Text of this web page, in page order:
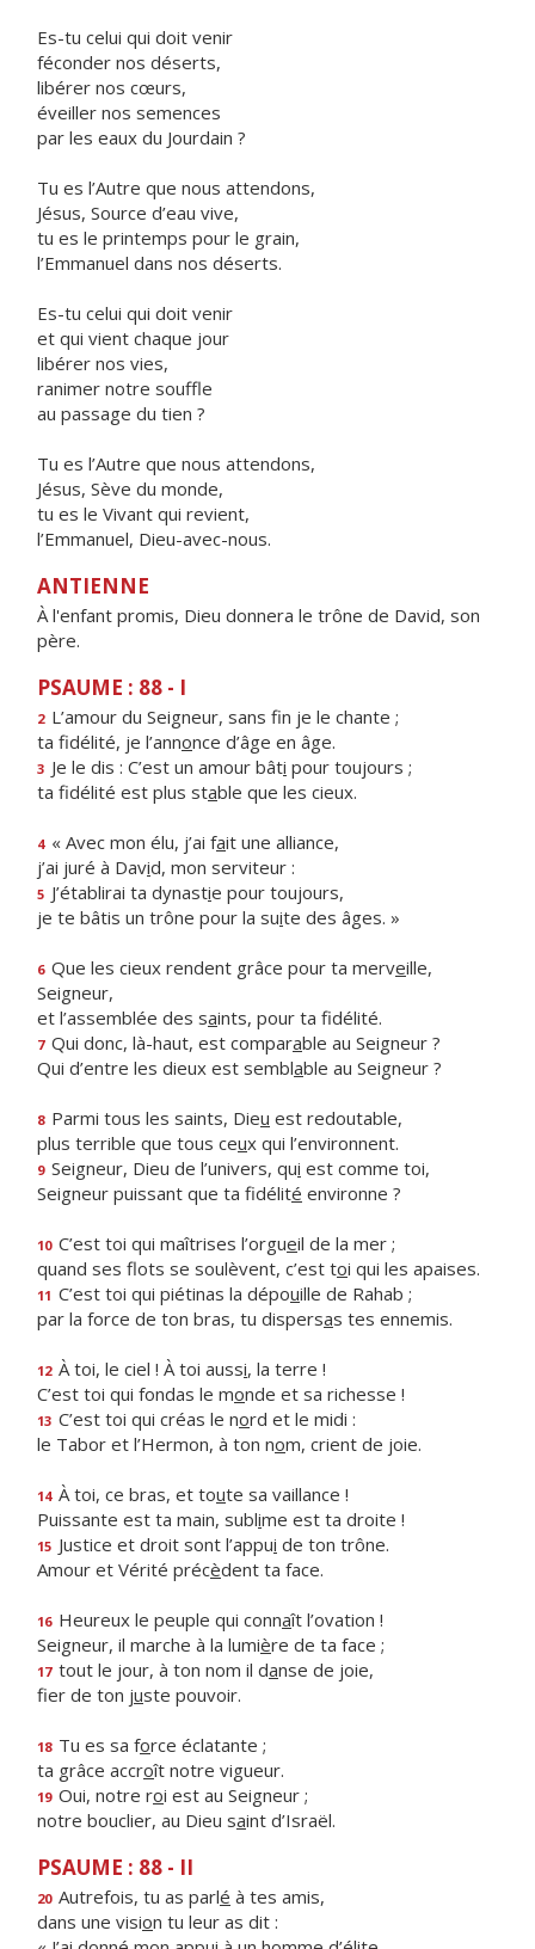
Es-tu celui qui doit venir
féconder nos déserts,
libérer nos cœurs,
éveiller nos semences
par les eaux du Jourdain ?
Tu es l’Autre que nous attendons,
Jésus, Source d’eau vive,
tu es le printemps pour le grain,
l’Emmanuel dans nos déserts.
Es-tu celui qui doit venir
et qui vient chaque jour
libérer nos vies,
ranimer notre souffle
au passage du tien ?
Tu es l’Autre que nous attendons,
Jésus, Sève du monde,
tu es le Vivant qui revient,
l’Emmanuel, Dieu-avec-nous.
ANTIENNE
À l'enfant promis, Dieu donnera le trône de David, son
père.
PSAUME : 88 - I
2 L’amour du Seigneur, sans fn je le chante ;
ta fidélité, je l’annonce d’âge en âge.
3 Je le dis : C’est un amour bâti pour toujours ;
ta fidélité est plus stable que les cieux.
4 « Avec mon élu, j’ai fait une alliance,
j’ai juré à David, mon serviteur :
5 J’établirai ta dynastie pour toujours,
je te bâtis un trône pour la suite des âges. »
6 Que les cieux rendent grâce pour ta merveille,
Seigneur,
et l’assemblée des saints, pour ta fidélité.
7 Qui donc, là-haut, est comparable au Seigneur ?
Qui d’entre les dieux est semblable au Seigneur ?
8 Parmi tous les saints, Dieu est redoutable,
plus terrible que tous ceux qui l’environnent.
9 Seigneur, Dieu de l’univers, qui est comme toi,
Seigneur puissant que ta fidélité environne ?
10 C’est toi qui maîtrises l’orgueil de la mer ;
quand ses flots se soulèvent, c’est toi qui les apaises.
11 C’est toi qui piétinas la dépouille de Rahab ;
par la force de ton bras, tu dispersas tes ennemis.
12 À toi, le ciel ! À toi aussi, la terre !
C’est toi qui fondas le monde et sa richesse !
13 C’est toi qui créas le nord et le midi :
le Tabor et l’Hermon, à ton nom, crient de joie.
14 À toi, ce bras, et toute sa vaillance !
Puissante est ta main, sublime est ta droite !
15 Justice et droit sont l’appui de ton trône.
Amour et Vérité précèdent ta face.
16 Heureux le peuple qui connaît l’ovation !
Seigneur, il marche à la lumière de ta face ;
17 tout le jour, à ton nom il danse de joie,
fier de ton juste pouvoir.
18 Tu es sa force éclatante ;
ta grâce accroît notre vigueur.
19 Oui, notre roi est au Seigneur ;
notre bouclier, au Dieu saint d’Israël.
PSAUME : 88 - II
20 Autrefois, tu as parlé à tes amis,
dans une vision tu leur as dit :